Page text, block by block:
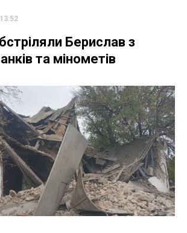
Берислав з
та мінометів